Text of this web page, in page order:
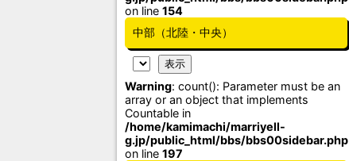
on line 154
中部（北陸・中央）
Warning: count(): Parameter must be an
array or an object that implements
Countable in
/home/kamimachi/marriyell-
g.jp/public_html/bbs/bbs00sidebar.php
on line 197